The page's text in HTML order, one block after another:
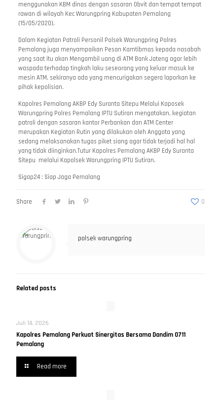
menggunakan KBM dinas dengan sasaran Obvit dan tempat tempat
rawan di wilayah Kec Warungpring Kabupaten Pemalang
(15/05/2020).
Dalam Kegiatan Patroli Personil Polsek Warungpring Polres
Pemalang juga menyampaikan Pesan Kamtibmas kepada nasabah
yang saat itu akan Mengambil uang di ATM Bank Jateng agar lebih
waspada terhadap tingkah laku seseorang yang keluar masuk ke
mesin ATM, sekiranya ada yang mencurigakan segera laporkan ke
pihak kepolisian.
Kapolres Pemalang AKBP Edy Suranta Sitepu Melalui Kaposek
Warungpring Polres Pemalang IPTU Sutiran mengatakan, kegiatan
patroli dengan sasaran kantor Perbankan dan ATM Center
merupakan Kegiatan Rutin yang dilakukan oleh Anggota yang
sedang melaksanakan tugas piket siang agar tidak terjadi hal hal
yang tidak diinginkan.Tutur Kapolres Pemalang AKBP Edy Suranta
Sitepu melalui Kapolsek Warungpring IPTU Sutiran.
Sigap24 : Siap Jaga Pemalang
Share 0
polsek warungpring
Related posts
Juli 14, 2026
Kapolres Pemalang Perkuat Sinergitas Bersama Dandim 0711
Pemalang
Read more